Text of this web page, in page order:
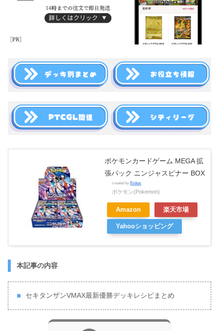
ポケモンカードゲーム MEGA 拡
張パック ニンジャスピナー BOX
created by Rinker
ポケモン(Pokemon)
Amazon 楽天市場
Yahooショッピング
本記事の内容
セキタンザンVMAX最新優勝デッキレシピまとめ